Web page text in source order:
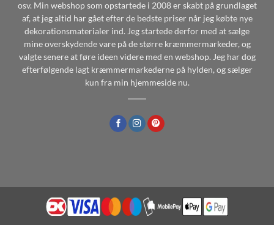
osv. Min webshop som opstartede i 2008 er skabt på grundlaget
af, at jeg altid har gået efter de bedste priser når jeg købte nye
dekorationsmaterialer ind. Jeg startede derfor med at sælge
mine overskydende vare på de større kræmmermarkeder, og
valgte senere at føre ideen videre med en webshop. Jeg har dog
efterfølgende lagt kræmmermarkederne på hylden, og sælger
kun fra min hjemmeside nu.